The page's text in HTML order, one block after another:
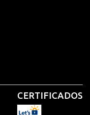
CERTIFICADOS